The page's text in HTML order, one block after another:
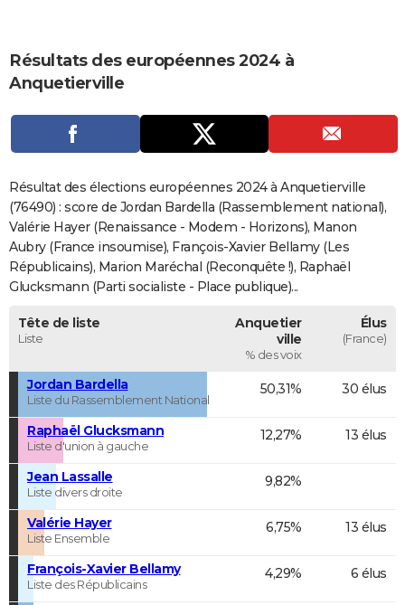
CARTE DE VOEUX
Carte de Noël
Carte Bonne année
Carte Saint-Valentin
Carte Pâques
Carte d'anniversaire
Dictionnaire
Biographies
Expressions
Proverbes
PROGRAMME TV
S'inscrire
Se connecter
Lycées
Collèges
Primaires
Universités
Entreprises
Service militaire
Avis de recherche
AVIS DE DÉCÈS
FORUM
Bricolage
Lifestyle
Culture
SportAuto
Television
Voyage
Cinema
Résultats des européennes 2024 à
Anquetierville
Résultat des élections européennes 2024 à Anquetierville
(76490) : score de Jordan Bardella (Rassemblement national),
Valérie Hayer (Renaissance - Modem - Horizons), Manon
Aubry (France insoumise), François-Xavier Bellamy (Les
Républicains), Marion Maréchal (Reconquête !), Raphaël
Glucksmann (Parti socialiste - Place publique)...
Tête de liste
Liste
Anquetier
ville
% des voix
Élus
(France)
Jordan Bardella
Liste du Rassemblement National
50,31% 30 élus
Raphaël Glucksmann
Liste d'union à gauche
12,27% 13 élus
Jean Lassalle
Liste divers droite
9,82%
Valérie Hayer
Liste Ensemble
6,75% 13 élus
François-Xavier Bellamy
Liste des Républicains
4,29% 6 élus